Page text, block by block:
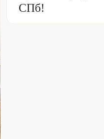
СПб!